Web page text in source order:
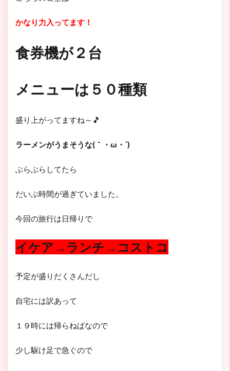
かなり力入ってます！
食券機が２台
メニューは５０種類
盛り上がってますね～🎵
ラーメンがうまそうな(｀・ω・´)
ぶらぶらしてたら
だいぶ時間が過ぎていました。
今回の旅行は日帰りで
イケア→ランチ→コストコ
予定が盛りだくさんだし
自宅には訳あって
１９時には帰らねばなので
少し駆け足で急ぐので